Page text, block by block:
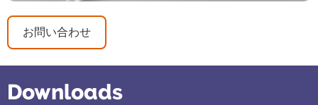
お問い合わせ
Downloads